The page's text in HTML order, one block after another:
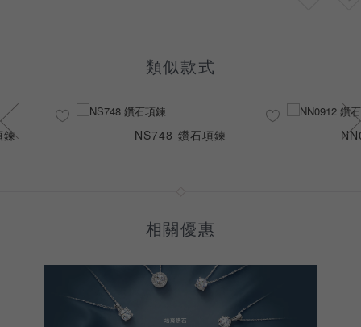
類似款式
鍊 NS748 鑽石項鍊
相關優惠